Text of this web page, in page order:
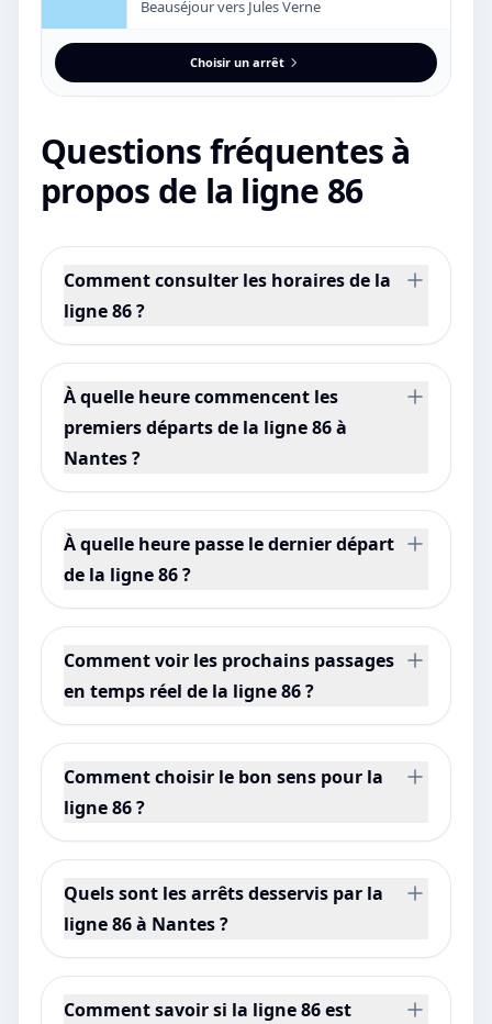
Beauséjour vers Jules Verne
Choisir un arrêt
Questions fréquentes à
propos de la ligne 86
Comment consulter les horaires de la
ligne 86 ?
À quelle heure commencent les
premiers départs de la ligne 86 à
Nantes ?
À quelle heure passe le dernier départ
de la ligne 86 ?
Comment voir les prochains passages
en temps réel de la ligne 86 ?
Comment choisir le bon sens pour la
ligne 86 ?
Quels sont les arrêts desservis par la
ligne 86 à Nantes ?
Comment savoir si la ligne 86 est